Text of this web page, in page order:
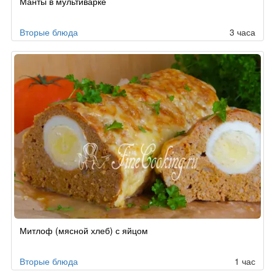
по
Вторые блюда 3 часа
Митлоф (мясной хлеб) с яйцом
Вторые блюда 1 час